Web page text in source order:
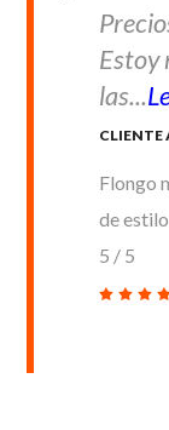
Estoy
las...
Flongo
de
5 / 5